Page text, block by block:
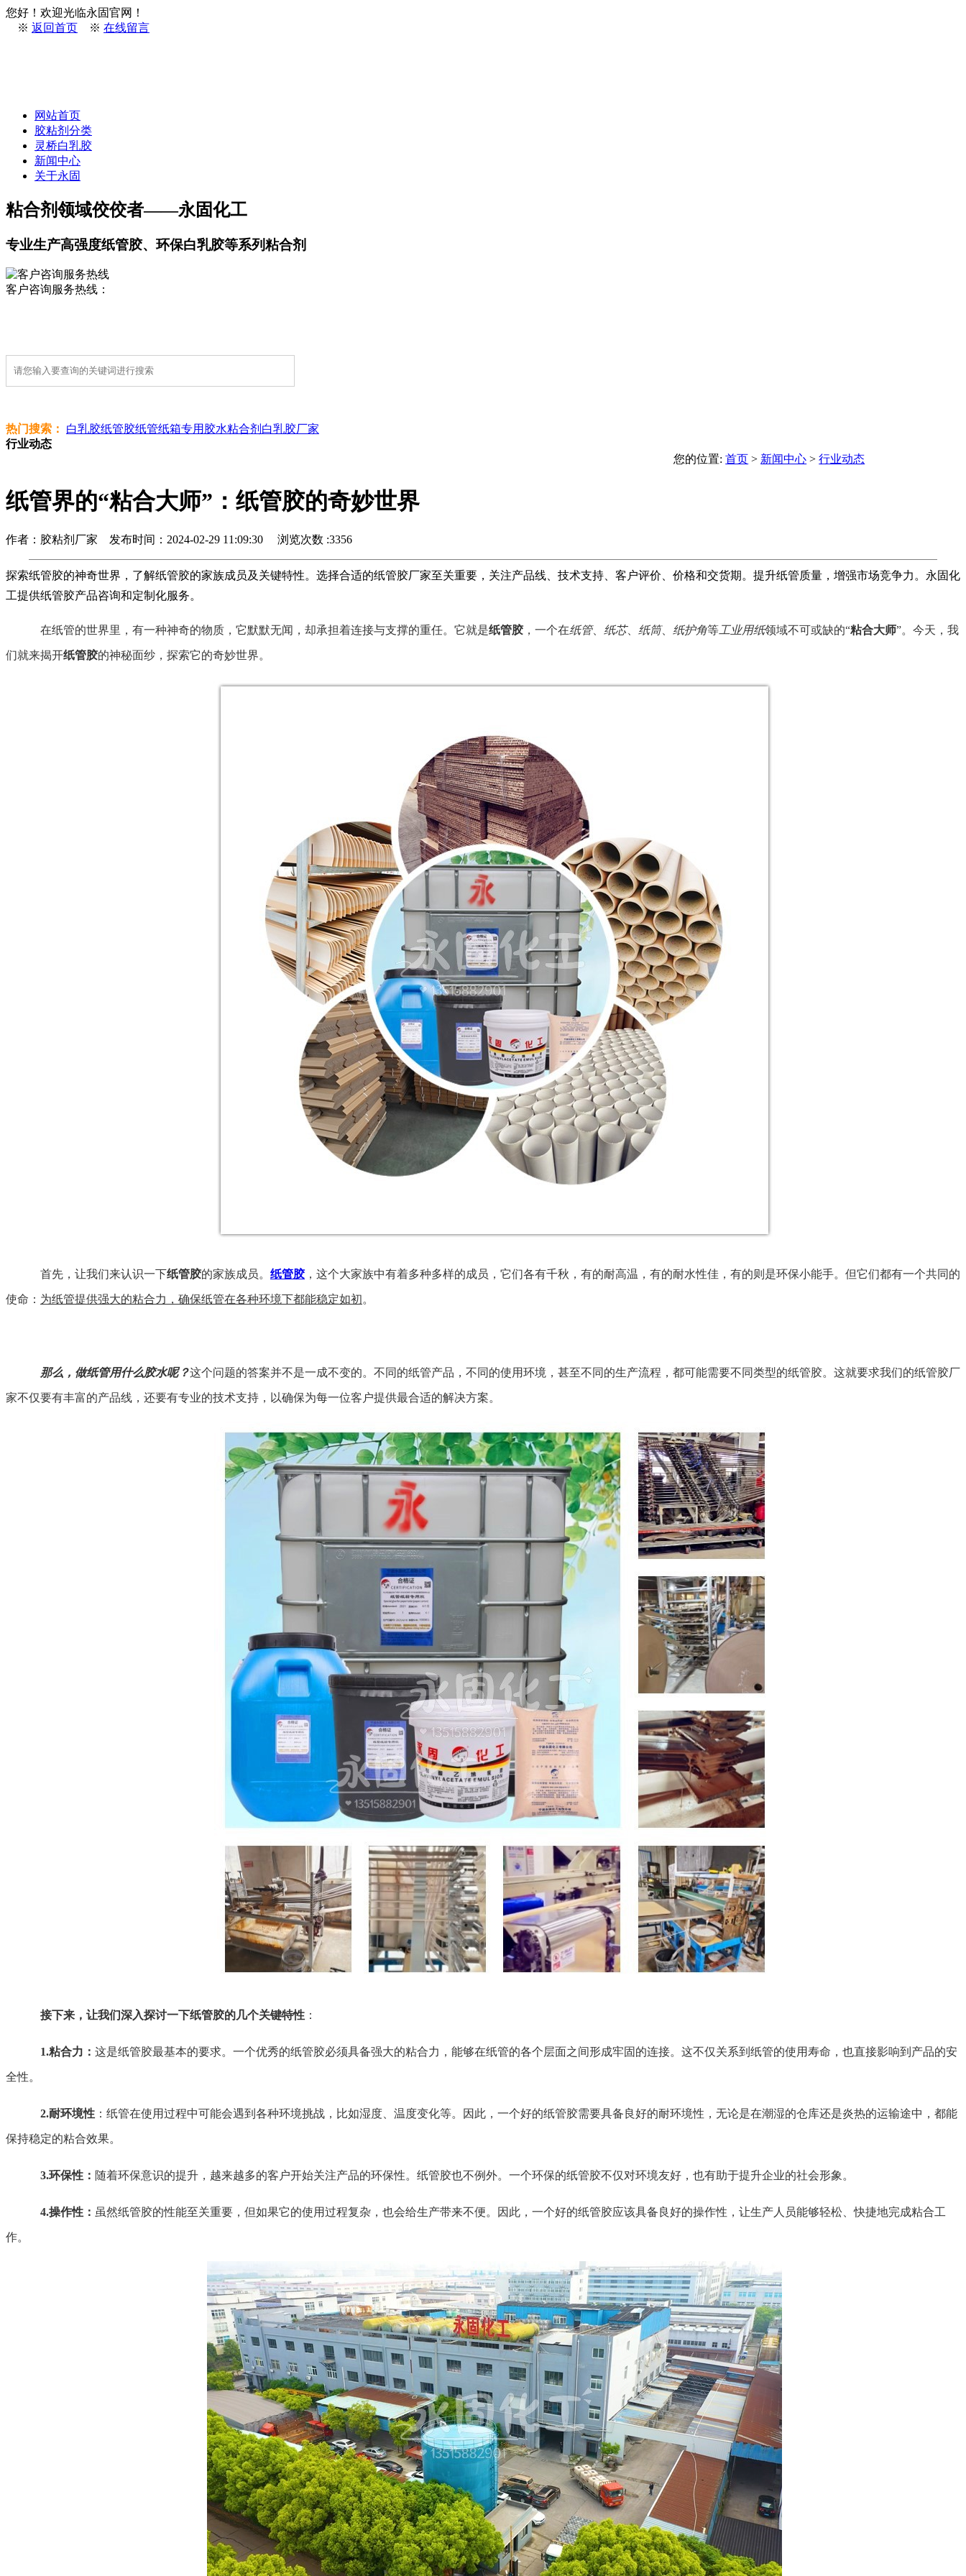
您好！欢迎光临永固官网！
※ 返回首页 ※ 在线留言
网站首页
胶粘剂分类
灵桥白乳胶
新闻中心
关于永固
粘合剂领域佼佼者——永固化工
专业生产高强度纸管胶、环保白乳胶等系列粘合剂
客户咨询服务热线：
热门搜索： 白乳胶纸管胶纸管纸箱专用胶水粘合剂 白乳胶厂家
行业动态
您的位置:首页 > 新闻中心 >行业动态
纸管界的“粘合大师”：纸管胶的奇妙世界
作者：胶粘剂厂家 发布时间：2024-02-29 11:09:30 浏览次数 :3356
探索纸管胶的神奇世界，了解纸管胶的家族成员及关键特性。选择合适的纸管胶厂家至关重要，关注产品线、技术支持、客户评价、价格和交货期。提升纸管质量，增强市场竞争力。永固化
工提供纸管胶产品咨询和定制化服务。
在纸管的世界里，有一种神奇的物质，它默默无闻，却承担着连接与支撑的重任。它就是纸管胶 ，一个在纸管、 纸芯、 纸筒、 纸护角等 工业用纸领域不可或缺的“粘合大师”。今天，我
们就来揭开纸管胶的神秘面纱，探索它的奇妙世界。
首先，让我们来认识一下纸管胶的家族成员。 纸管胶，这个大家族中有着多种多样的成员，它们各有千秋，有的耐高温，有的耐水性佳，有的则是环保小能手。但它们都有一个共同的
使命： 为纸管提供强大的粘合力，确保纸管在各种环境下都能稳定如初。
那么，做纸管用什么胶水呢？这个问题的答案并不是一成不变的。不同的纸管产品，不同的使用环境，甚至不同的生产流程，都可能需要不同类型的纸管胶。这就要求我们的纸管胶厂
家不仅要有丰富的产品线，还要有专业的技术支持，以确保为每一位客户提供最合适的解决方案。
接下来，让我们深入探讨一下纸管胶的几个关键特性 ：
1.粘合力： 这是纸管胶最基本的要求。一个优秀的纸管胶必须具备强大的粘合力，能够在纸管的各个层面之间形成牢固的连接。这不仅关系到纸管的使用寿命，也直接影响到产品的安
全性。
2.耐环境性 ：纸管在使用过程中可能会遇到各种环境挑战，比如湿度、温度变化等。因此，一个好的纸管胶需要具备良好的耐环境性，无论是在潮湿的仓库还是炎热的运输途中，都能
保持稳定的粘合效果。
3.环保性： 随着环保意识的提升，越来越多的客户开始关注产品的环保性。纸管胶也不例外。一个环保的纸管胶不仅对环境友好，也有助于提升企业的社会形象。
4.操作性： 虽然纸管胶的性能至关重要，但如果它的使用过程复杂，也会给生产带来不便。因此，一个好的纸管胶应该具备良好的操作性，让生产人员能够轻松、快捷地完成粘合工
作。